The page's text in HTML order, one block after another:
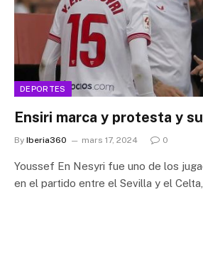
DEPORTES
Ensiri marca y protesta y
By Iberia360 mars 17, 2024 0
Youssef En Nesyri fue uno de los
en el partido entre el Sevilla y el